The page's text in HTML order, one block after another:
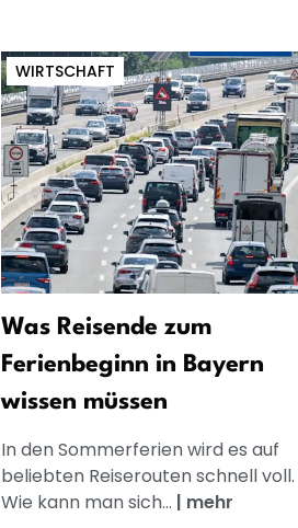
WIRTSCHAFT
Was Reisende zum
Ferienbeginn in Bayern
wissen müssen
In den Sommerferien wird es auf
beliebten Reiserouten schnell voll.
Wie kann man sich... | mehr